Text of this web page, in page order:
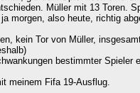
Müller mit 13 Toren.
morgen, also heute, richtig
kein Tor von Müller,
bestimmter
meinem Fifa 19-Ausflug.